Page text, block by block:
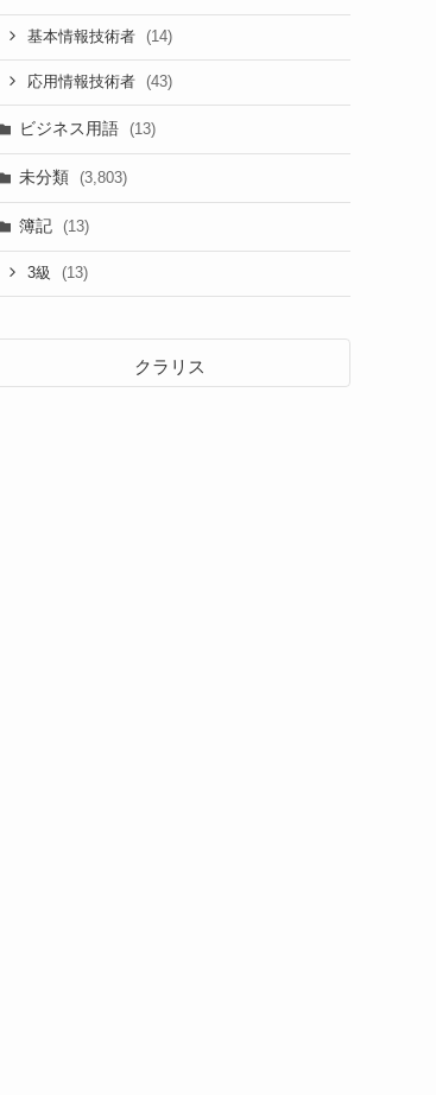
基本情報技術者 (14)
応用情報技術者 (43)
ビジネス用語 (13)
未分類 (3,803)
簿記 (13)
3級 (13)
クラリス